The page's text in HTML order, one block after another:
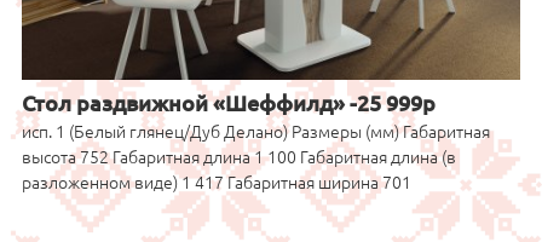
Стол раздвижной «Шеффилд» -25 999р
исп. 1 (Белый глянец/Дуб Делано) Размеры (мм) Габаритная
высота 752 Габаритная длина 1 100 Габаритная длина (в
разложенном виде) 1 417 Габаритная ширина 701